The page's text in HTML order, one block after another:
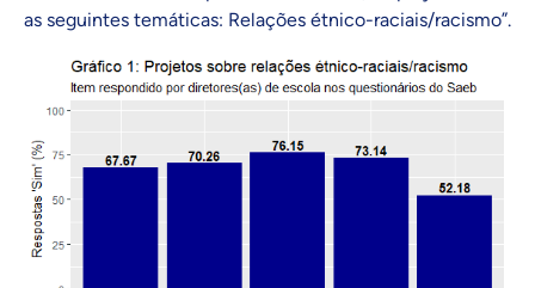
as seguintes temáticas: Relações étnico-raciais/racismo”.